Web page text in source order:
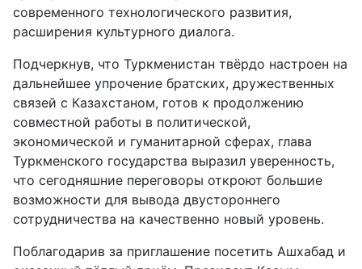
современного технологического развития,
расширения культурного диалога.
Подчеркнув, что Туркменистан твёрдо настроен на
дальнейшее упрочение братских, дружественных
связей с Казахстаном, готов к продолжению
совместной работы в политической,
экономической и гуманитарной сферах, глава
Туркменского государства выразил уверенность,
что сегодняшние переговоры откроют большие
возможности для вывода двустороннего
сотрудничества на качественно новый уровень.
Поблагодарив за приглашение посетить Ашхабад и